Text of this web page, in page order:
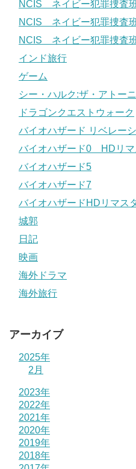
NCIS ネイビー犯罪捜査
NCIS ネイビー犯罪捜査
NCIS ネイビー犯罪捜査
インド旅行
ゲーム
シー・ハルク:ザ・アトー
ドラゴンクエストウォーク
バイオハザード リベレー
バイオハザード0 HDリマ
バイオハザード5
バイオハザード7
バイオハザードHDリマス
城郭
日記
映画
海外ドラマ
海外旅行
アーカイブ
2025年
2月
2023年
2022年
2021年
2020年
2019年
2018年